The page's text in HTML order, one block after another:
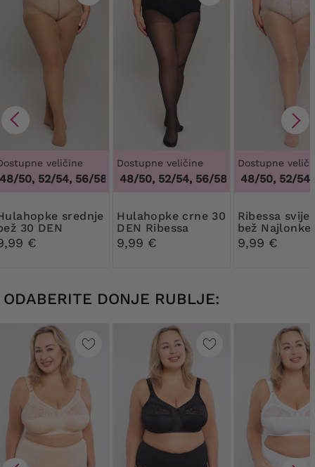
veličine
50, 52/54, 56/58, 60/62,44/46, 48/50, 52/54, 56/58, 60/
30 DEN
€
Dostupne veličine
44/46, 48/50, 52/54, 56/58, 60/62,44/46,
Hulahopke crne 30
DEN Ribessa
9,99 €
Dostupne
44/46, 48/50, 52/54,
Ribessa svijetlo
bež Najlonke
DEN
9,99 €
ODABERITE DONJE RUBLJE: